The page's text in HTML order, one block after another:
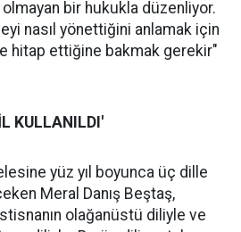
olmayan bir hukukla düzenliyor.
nasıl yönettiğini anlamak için
hitap ettiğine bakmak gerekir"
KULLANILDI'
yüz yıl boyunca üç dille
Meral Danış Beştaş,
olağanüstü diliyle ve